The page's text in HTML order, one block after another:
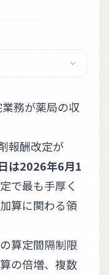
務が薬局の収
報酬改定が
は2026年6月1
で最も手厚く
算に関わる領
算定間隔制限
の倍増、複数